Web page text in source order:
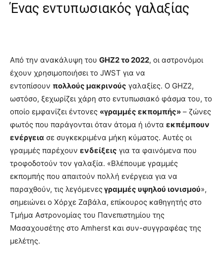
Ένας εντυπωσιακός γαλαξίας
Από την ανακάλυψη του GHZ2 το 2022, οι αστρονόμοι
έχουν χρησιμοποιήσει το JWST για να
εντοπίσουν πολλούς μακρινούς γαλαξίες. Ο GHZ2,
ωστόσο, ξεχωρίζει χάρη στο εντυπωσιακό φάσμα του, το
οποίο εμφανίζει έντονες «γραμμές εκπομπής» – ζώνες
φωτός που παράγονται όταν άτομα ή ιόντα εκπέμπουν
ενέργεια σε συγκεκριμένα μήκη κύματος. Αυτές οι
γραμμές παρέχουν ενδείξεις για τα φαινόμενα που
τροφοδοτούν τον γαλαξία. «Βλέπουμε γραμμές
εκπομπής που απαιτούν πολλή ενέργεια για να
παραχθούν, τις λεγόμενεςγραμμές υψηλού ιονισμού»,
σημειώνει ο Χόρχε Ζαβάλα, επίκουρος καθηγητής στο
Τμήμα Αστρονομίας του Πανεπιστημίου της
Μασαχουσέτης στο Amherst και συν-συγγραφέας της
μελέτης.